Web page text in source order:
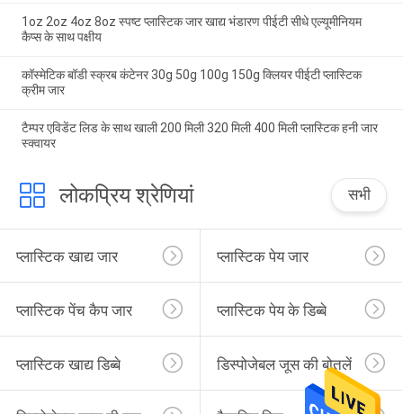
1oz 2oz 4oz 8oz स्पष्ट प्लास्टिक जार खाद्य भंडारण पीईटी सीधे एल्यूमीनियम
कैप्स के साथ पक्षीय
कॉस्मेटिक बॉडी स्क्रब कंटेनर 30g 50g 100g 150g क्लियर पीईटी प्लास्टिक
क्रीम जार
टैम्पर एविडेंट लिड के साथ खाली 200 मिली 320 मिली 400 मिली प्लास्टिक हनी जार
स्क्वायर
लोकप्रिय श्रेणियां सभी
प्लास्टिक खाद्य जार प्लास्टिक पेय जार
प्लास्टिक पेंच कैप जार प्लास्टिक पेय के डिब्बे
प्लास्टिक खाद्य डिब्बे डिस्पोजेबल जूस की बोतलें